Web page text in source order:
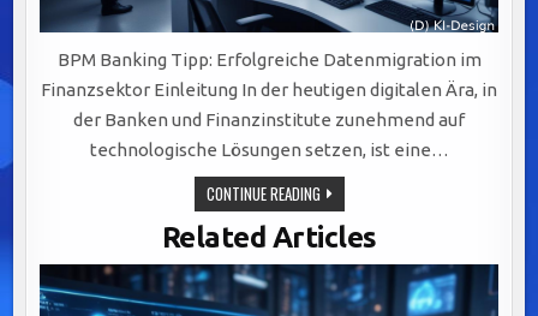
BPM Banking Tipp: Erfolgreiche Datenmigration im
Finanzsektor Einleitung In der heutigen digitalen Ära, in
der Banken und Finanzinstitute zunehmend auf
technologische Lösungen setzen, ist eine…
CONTINUE READINGERFOLGREICHE
DATENMIGRATION
IM
FINANZSEKTOR:
STRATEGIEN
UND
HERAUSFORDERUNGEN
MEISTERN
Related Articles